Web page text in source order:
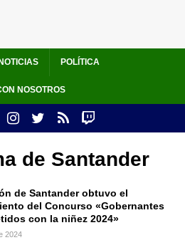
NOTICIAS POLÍTICA
NOSOTROS
de Santander
de Santander obtuvo el
del Concurso «Gobernantes
con la niñez 2024»
2024